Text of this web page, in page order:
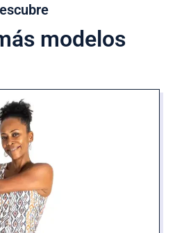
modelos